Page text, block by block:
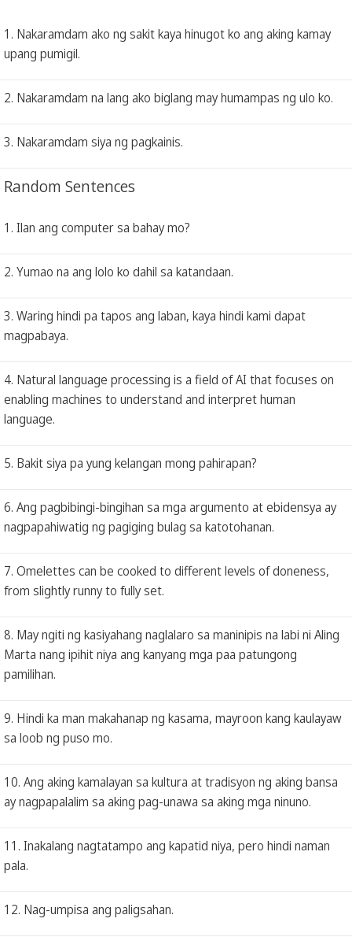
1. Nakaramdam ako ng sakit kaya hinugot ko ang aking kamay
upang pumigil.
2. Nakaramdam na lang ako biglang may humampas ng ulo ko.
3. Nakaramdam siya ng pagkainis.
Random Sentences
1. Ilan ang computer sa bahay mo?
2. Yumao na ang lolo ko dahil sa katandaan.
3. Waring hindi pa tapos ang laban, kaya hindi kami dapat
magpabaya.
4. Natural language processing is a field of AI that focuses on
enabling machines to understand and interpret human
language.
5. Bakit siya pa yung kelangan mong pahirapan?
6. Ang pagbibingi-bingihan sa mga argumento at ebidensya ay
nagpapahiwatig ng pagiging bulag sa katotohanan.
7. Omelettes can be cooked to different levels of doneness,
from slightly runny to fully set.
8. May ngiti ng kasiyahang naglalaro sa maninipis na labi ni Aling
Marta nang ipihit niya ang kanyang mga paa patungong
pamilihan.
9. Hindi ka man makahanap ng kasama, mayroon kang kaulayaw
sa loob ng puso mo.
10. Ang aking kamalayan sa kultura at tradisyon ng aking bansa
ay nagpapalalim sa aking pag-unawa sa aking mga ninuno.
11. Inakalang nagtatampo ang kapatid niya, pero hindi naman
pala.
12. Nag-umpisa ang paligsahan.